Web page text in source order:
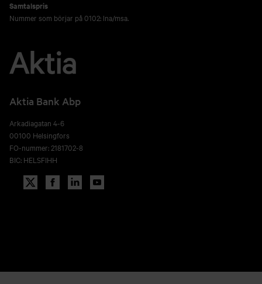
Samtalspris
Nummer som börjar på 0102: lna/msa.
Aktia Bank Abp
Arkadiagatan 4-6
00100 Helsingfors
FO-nummer: 2181702-8
BIC: HELSFIHH